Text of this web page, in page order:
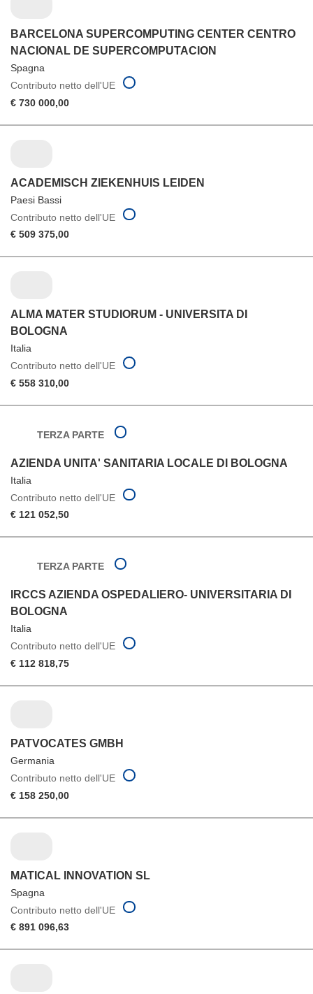
BARCELONA SUPERCOMPUTING CENTER CENTRO
NACIONAL DE SUPERCOMPUTACION
Spagna
Contributo netto dell'UE
€ 730 000,00
ACADEMISCH ZIEKENHUIS LEIDEN
Paesi Bassi
Contributo netto dell'UE
€ 509 375,00
ALMA MATER STUDIORUM - UNIVERSITA DI
BOLOGNA
Italia
Contributo netto dell'UE
€ 558 310,00
TERZA PARTE
AZIENDA UNITA' SANITARIA LOCALE DI BOLOGNA
Italia
Contributo netto dell'UE
€ 121 052,50
TERZA PARTE
IRCCS AZIENDA OSPEDALIERO- UNIVERSITARIA DI
BOLOGNA
Italia
Contributo netto dell'UE
€ 112 818,75
PATVOCATES GMBH
Germania
Contributo netto dell'UE
€ 158 250,00
MATICAL INNOVATION SL
Spagna
Contributo netto dell'UE
€ 891 096,63